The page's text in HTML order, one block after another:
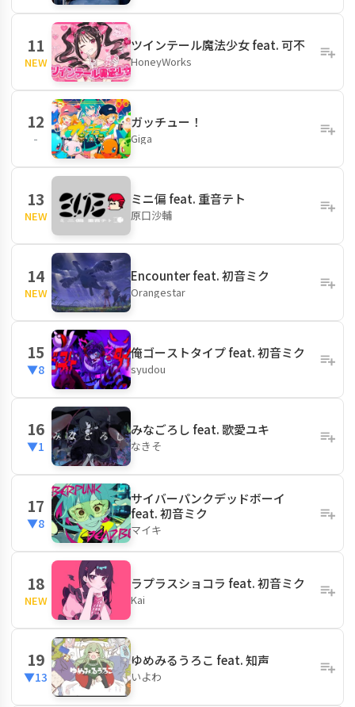
11
NEW
ツインテール魔法少女 feat. 可不
HoneyWorks
12
-
ガッチュー！
Giga
13
NEW
ミニ偏 feat. 重音テト
原口沙輔
14
NEW
Encounter feat. 初音ミク
Orangestar
15
▼8
俺ゴーストタイプ feat. 初音ミク
syudou
16
▼1
みなごろし feat. 歌愛ユキ
なきそ
17
▼8
サイバーパンクデッドボーイ
feat. 初音ミク
マイキ
18
NEW
ラプラスショコラ feat. 初音ミク
Kai
19
▼13
ゆめみるうろこ feat. 知声
いよわ